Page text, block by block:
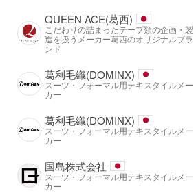
QUEEN ACE(葛西)
こだわりの詰まったテープ類の企画・製
造を扱うメーカー葛西のオリジナルブラ
ンド
葛利毛織(DOMINX)
スーツ・フォーマル用テキスタイルメー
カー
葛利毛織(DOMINX)
スーツ・フォーマル用テキスタイルメー
カー
国島株式会社
スーツ・フォーマル用テキスタイルメー
カー